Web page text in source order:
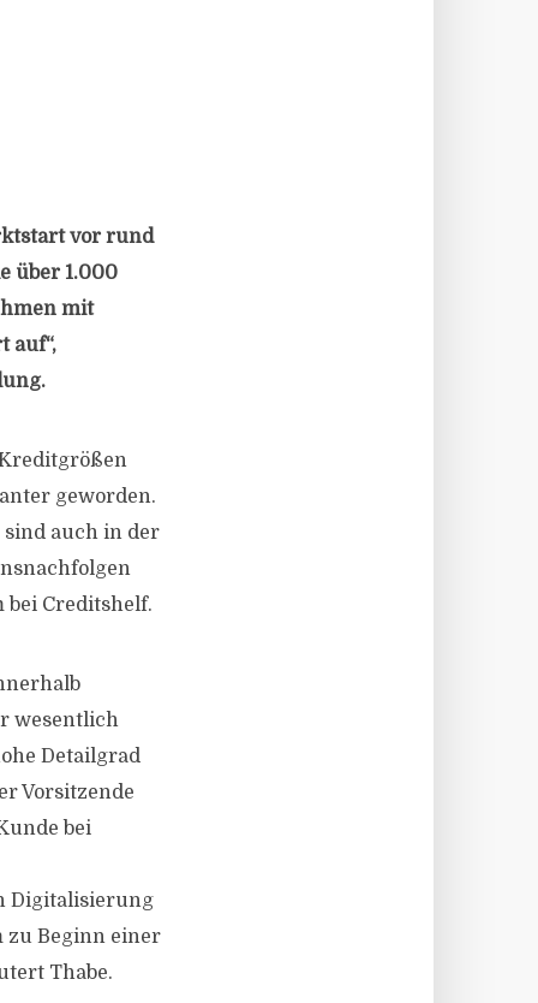
vor rund
über 1.000
mit
auf“,
geworden.
auch in der
bei Creditshelf.
wesentlich
Detailgrad
Vorsitzende
bei
Digitalisierung
zu Beginn einer
Thabe.